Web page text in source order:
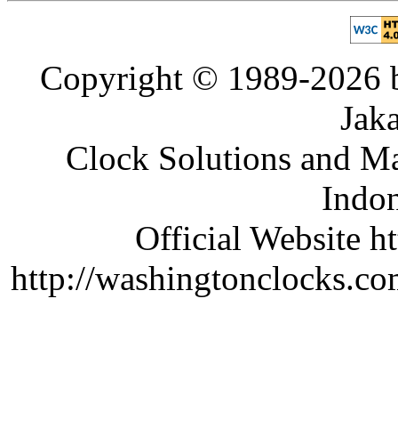
Copyright © 1989-2026
Clock Solutions and
Official Website
http://